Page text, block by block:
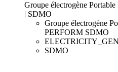
Groupe électrogène
| SDMO
Groupe électrogène
PERFORM SDMO
SDMO